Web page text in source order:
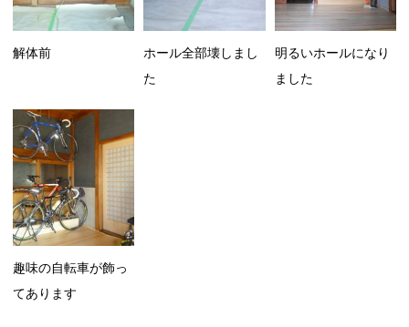
解体前
ホール全部壊しまし
た
明るいホールになり
ました
趣味の自転車が飾っ
てあります